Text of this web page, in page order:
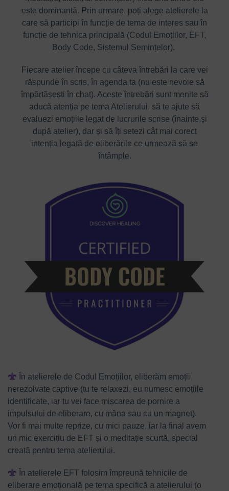
este dominantă. Prin urmare, poți alege atelierele la
care să participi în funcție de tema de interes sau în
funcție de tehnica principală (Codul Emoțiilor, EFT,
Body Code, Sistemul Semințelor).
Fiecare atelier începe cu câteva întrebări la care vei
răspunde în scris, în agenda ta (nu este nevoie să
împărtășești în chat). Aceste întrebări sunt menite să
aducă atenția pe tema Atelierului, să te ajute să
evaluezi emoțiile legat de lucrurile scrise (înainte și
după atelier), dar și să îți setezi cât mai corect
intenția legată de eliberările ce urmează să se
întâmple.
În atelierele de Codul Emoțiilor, eliberăm emoții
nerezolvate captive (tu te relaxezi, eu numesc emoțiile
identificate, iar tu vei face mișcarea de pornire a
impulsului de eliberare, cu mâna sau cu un magnet).
Vor fi mai multe reprize, cu mici pauze, iar la final avem
un mic exercițiu de EFT și o meditație scurtă, special
creată pentru tema atelierului.
În atelierele EFT folosim împreună tehnicile de
eliberare emoțională pe tema specifică a atelierului (o